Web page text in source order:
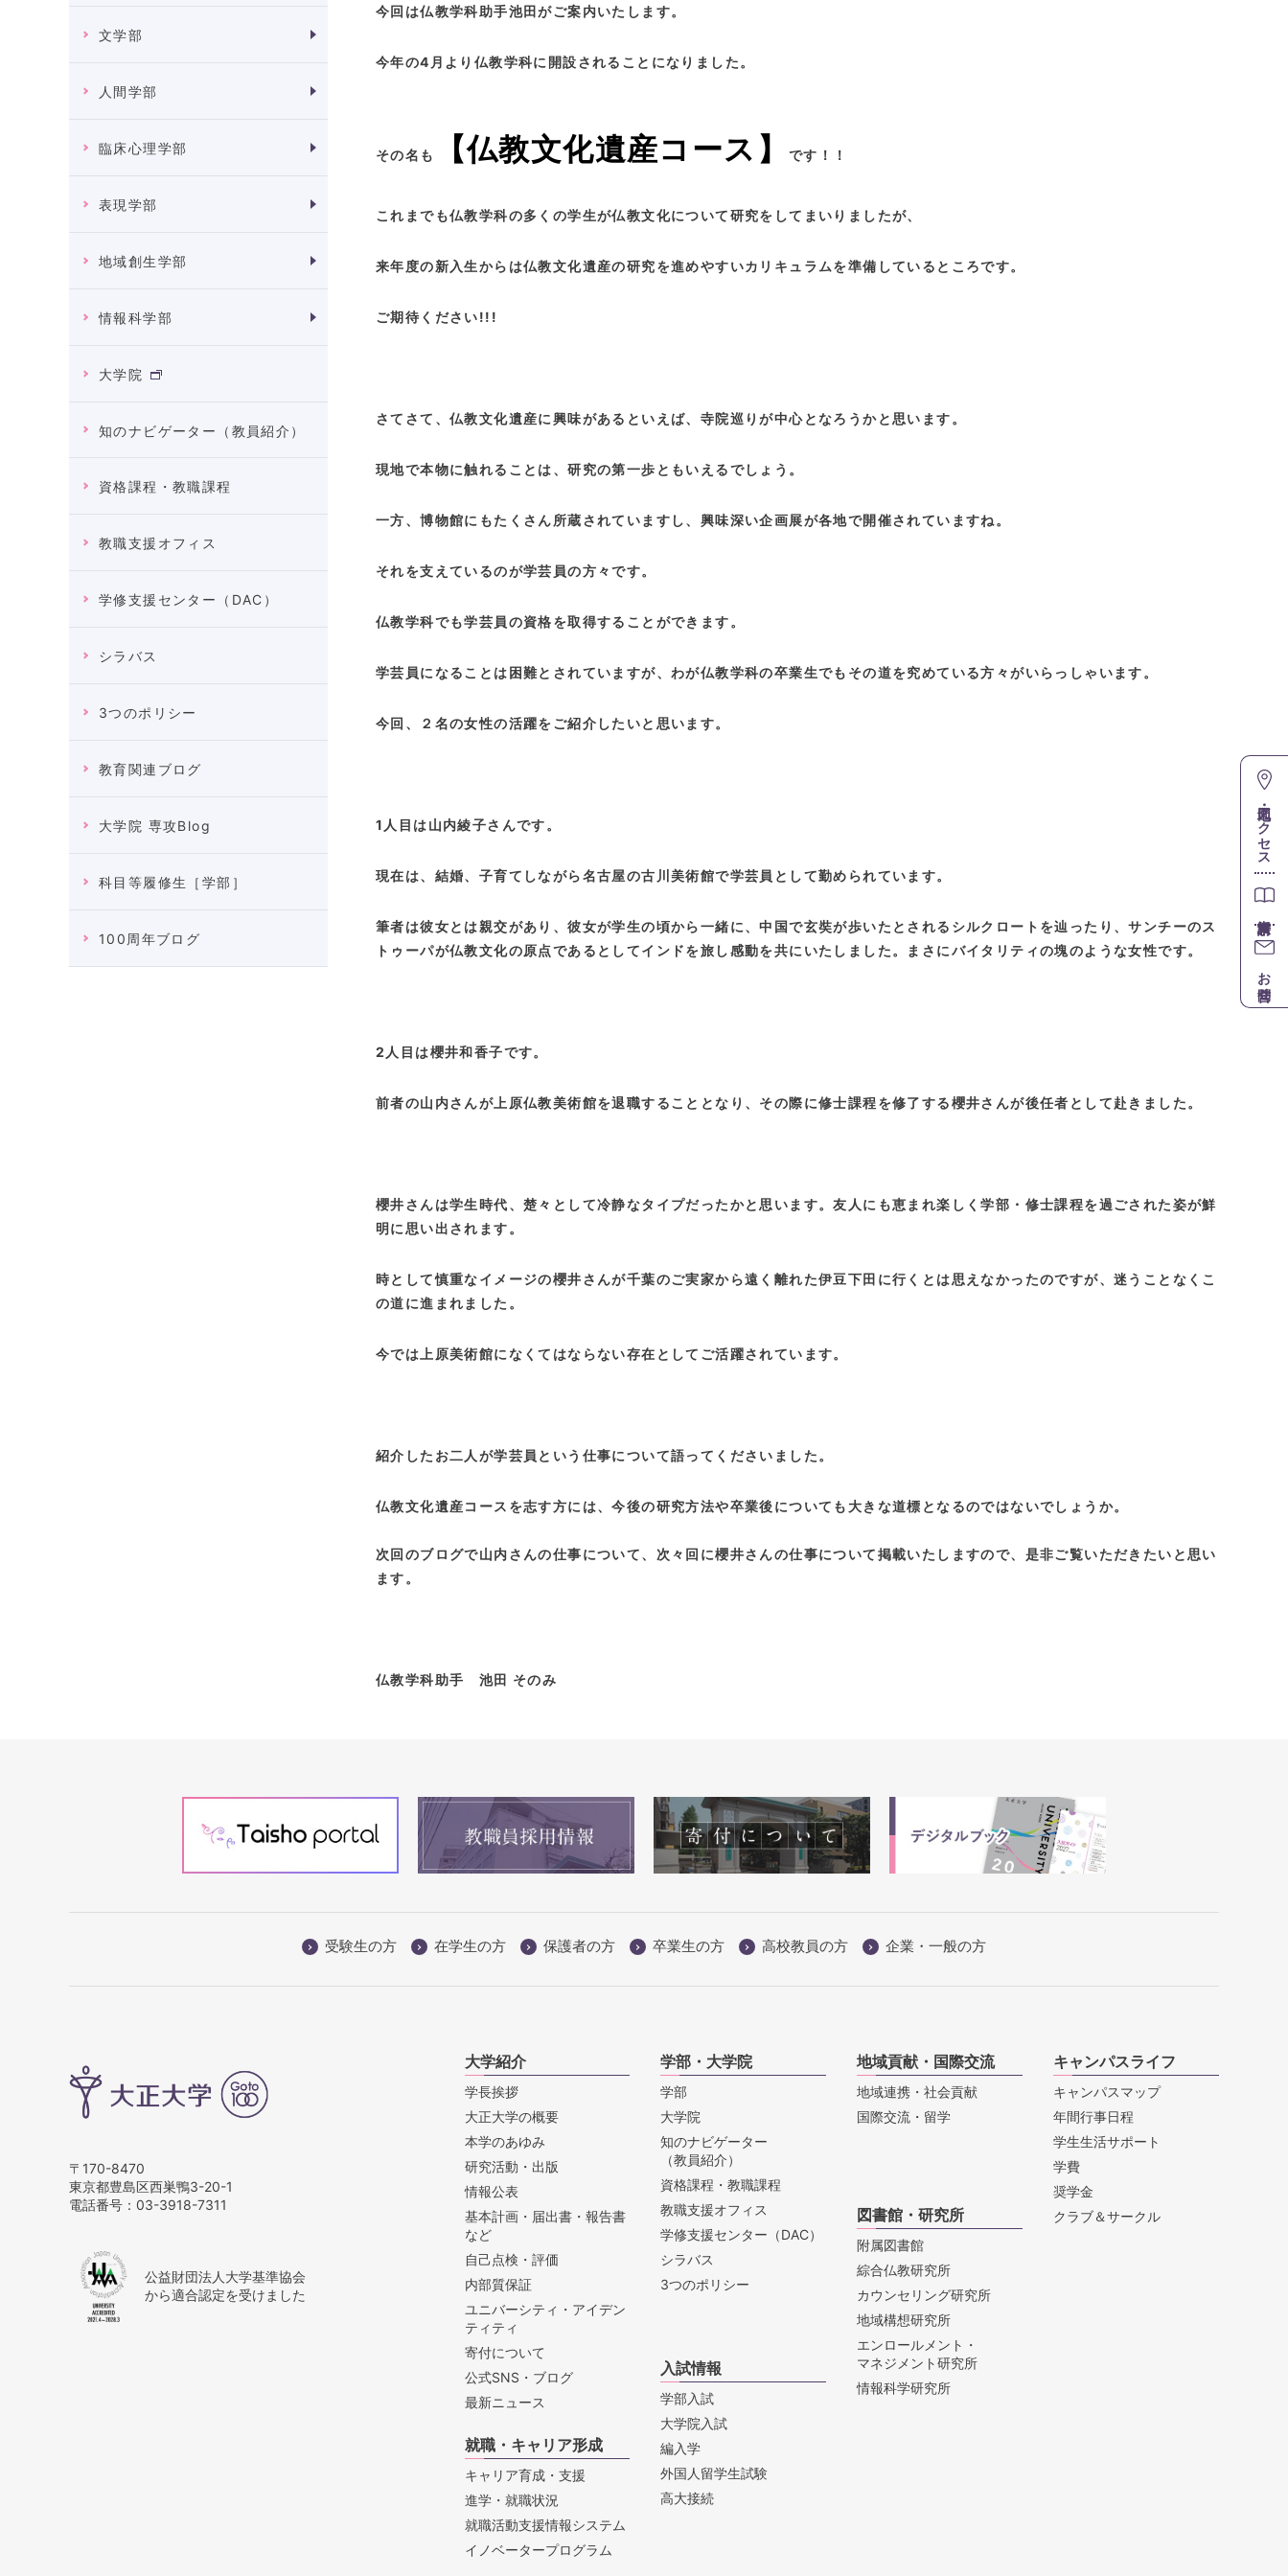
文学部
人間学部
臨床心理学部
表現学部
地域創生学部
情報科学部
大学院
知のナビゲーター（教員紹介）
資格課程・教職課程
教職支援オフィス
学修支援センター（DAC）
シラバス
3つのポリシー
教育関連ブログ
大学院 専攻Blog
科目等履修生［学部］
100周年ブログ
今回は仏教学科助手池田がご案内いたします。
今年の4月より仏教学科に開設されることになりました。
その名も 【仏教文化遺産コース】です！！
これまでも仏教学科の多くの学生が仏教文化について研究をしてまいりましたが、
来年度の新入生からは仏教文化遺産の研究を進めやすいカリキュラムを準備しているところです。
ご期待ください!!!
さてさて、仏教文化遺産に興味があるといえば、寺院巡りが中心となろうかと思います。
現地で本物に触れることは、研究の第一歩ともいえるでしょう。
一方、博物館にもたくさん所蔵されていますし、興味深い企画展が各地で開催されていますね。
それを支えているのが学芸員の方々です。
仏教学科でも学芸員の資格を取得することができます。
学芸員になることは困難とされていますが、わが仏教学科の卒業生でもその道を究めている方々がいらっしゃいます。
今回、２名の女性の活躍をご紹介したいと思います。
1人目は山内綾子さんです。
現在は、結婚、子育てしながら名古屋の古川美術館で学芸員として勤められています。
筆者は彼女とは親交があり、彼女が学生の頃から一緒に、中国で玄奘が歩いたとされるシルクロートを辿ったり、サンチーのス
トゥーパが仏教文化の原点であるとしてインドを旅し感動を共にいたしました。まさにバイタリティの塊のような女性です。
2人目は櫻井和香子です。
前者の山内さんが上原仏教美術館を退職することとなり、その際に修士課程を修了する櫻井さんが後任者として赴きました。
櫻井さんは学生時代、楚々として冷静なタイプだったかと思います。友人にも恵まれ楽しく学部・修士課程を過ごされた姿が鮮
明に思い出されます。
時として慎重なイメージの櫻井さんが千葉のご実家から遠く離れた伊豆下田に行くとは思えなかったのですが、迷うことなくこ
の道に進まれました。
今では上原美術館になくてはならない存在としてご活躍されています。
紹介したお二人が学芸員という仕事について語ってくださいました。
仏教文化遺産コースを志す方には、今後の研究方法や卒業後についても大きな道標となるのではないでしょうか。
次回のブログで山内さんの仕事について、次々回に櫻井さんの仕事について掲載いたしますので、是非ご覧いただきたいと思い
ます。
仏教学科助手 池田 そのみ
受験生の方 在学生の方 保護者の方 卒業生の方 高校教員の方 企業・一般の方
〒170-8470
東京都豊島区西巣鴨3-20-1
電話番号： 03-3918-7311
公益財団法人大学基準協会
から適合認定を受けました
大学紹介
学長挨拶
大正大学の概要
本学のあゆみ
研究活動・出版
情報公表
基本計画・届出書・報告書
など
自己点検・評価
内部質保証
ユニバーシティ・アイデン
ティティ
寄付について
公式SNS・ブログ
最新ニュース
学部・大学院
学部
大学院
知のナビゲーター
（教員紹介）
資格課程・教職課程
教職支援オフィス
学修支援センター（DAC）
シラバス
3つのポリシー
地域貢献・国際交流
地域連携・社会貢献
国際交流・留学
キャンパスライフ
キャンパスマップ
年間行事日程
学生生活サポート
学費
奨学金
クラブ＆サークル
就職・キャリア形成
キャリア育成・支援
進学・就職状況
就職活動支援情報システム
イノベータープログラム
入試情報
学部入試
大学院入試
編入学
外国人留学生試験
高大接続
図書館・研究所
附属図書館
綜合仏教研究所
カウンセリング研究所
地域構想研究所
エンロールメント・
マネジメント研究所
情報科学研究所
地図・アクセス
お問合せ